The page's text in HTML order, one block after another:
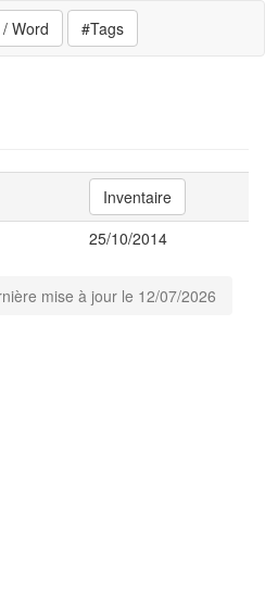
Word #Tags
Inventaire
25/10/2014
mise à jour le 12/07/2026